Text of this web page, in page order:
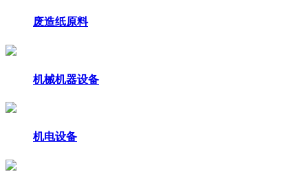
废造纸原料
机械机器设备
机电设备